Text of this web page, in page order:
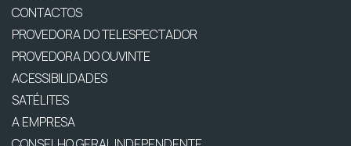
CONTACTOS
PROVEDORA DO TELESPECTADOR
PROVEDORA DO OUVINTE
ACESSIBILIDADES
SATÉLITES
A EMPRESA